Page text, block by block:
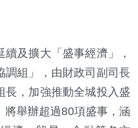
及擴大「盛事經濟」，
調組」，由財政司副司長
長，加強推動全城投入盛
舉辦超過80項盛事，涵